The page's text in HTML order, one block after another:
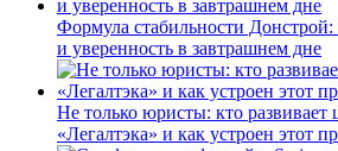
Формула стабильности
и уверенность в завтрашнем дне
Не только юристы: кто
«Легалтэка» и как устроен этот